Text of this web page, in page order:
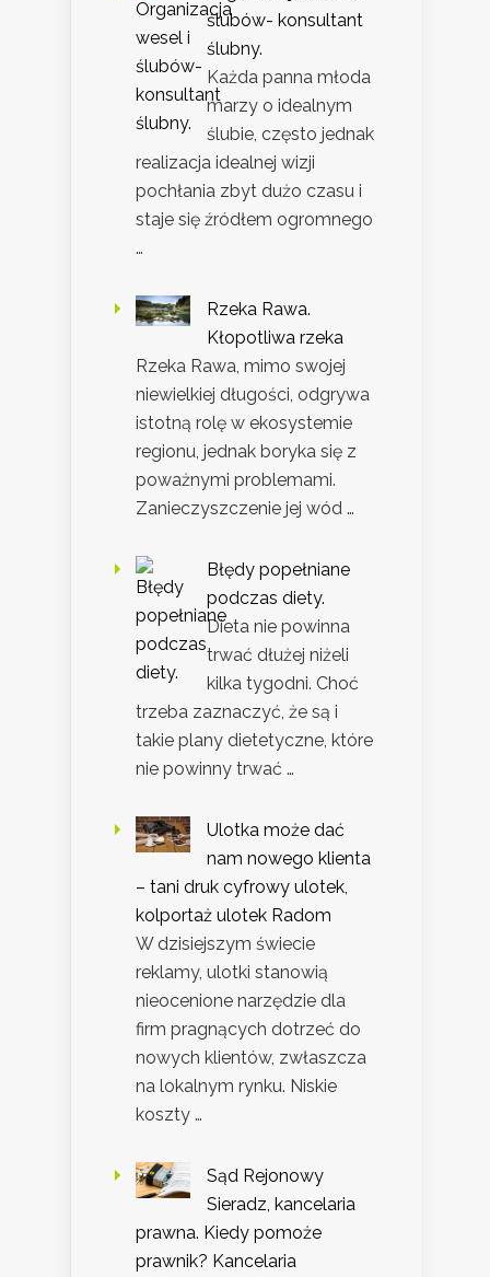
ślubów- konsultant
ślubny.
Każda panna młoda
marzy o idealnym
ślubie, często jednak
realizacja idealnej wizji
pochłania zbyt dużo czasu i
staje się źródłem ogromnego
…
Rzeka Rawa.
Kłopotliwa rzeka
Rzeka Rawa, mimo swojej
niewielkiej długości, odgrywa
istotną rolę w ekosystemie
regionu, jednak boryka się z
poważnymi problemami.
Zanieczyszczenie jej wód …
Błędy popełniane
podczas diety.
Dieta nie powinna
trwać dłużej niżeli
kilka tygodni. Choć
trzeba zaznaczyć, że są i
takie plany dietetyczne, które
nie powinny trwać …
Ulotka może dać
nam nowego klienta
– tani druk cyfrowy ulotek,
kolportaż ulotek Radom
W dzisiejszym świecie
reklamy, ulotki stanowią
nieocenione narzędzie dla
firm pragnących dotrzeć do
nowych klientów, zwłaszcza
na lokalnym rynku. Niskie
koszty …
Sąd Rejonowy
Sieradz, kancelaria
prawna. Kiedy pomoże
prawnik? Kancelaria